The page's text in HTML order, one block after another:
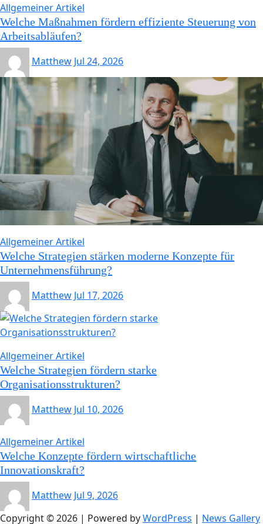
Allgemeiner Artikel
Welche Maßnahmen fördern effiziente Steuerung von
Arbeitsabläufen?
Matthew Jul 24, 2026
Allgemeiner Artikel
Welche Strategien stärken moderne Konzepte für
Unternehmensführung?
Matthew Jul 17, 2026
Allgemeiner Artikel
Welche Strategien fördern starke
Organisationsstrukturen?
Matthew Jul 10, 2026
Allgemeiner Artikel
Welche Konzepte fördern wirtschaftliche
Innovationskraft?
Matthew Jul 9, 2026
Copyright © 2026 | Powered byWordPress | News Gallery